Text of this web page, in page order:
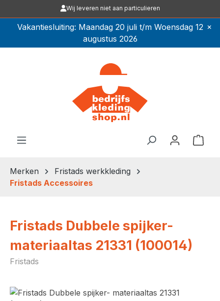
Ga naar de hoofdinhoudWij leveren niet aan particulieren
Vakantiesluiting: Maandag 20 juli t/m Woensdag 12
augustus 2026
×
Merken
Fristads werkkleding
Fristads Accessoires
Fristads Dubbele spijker-
materiaaltas 21331 (100014)
Fristads
Afbeeldingengalerij overslaan